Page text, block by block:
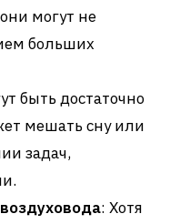
могут не
больших
быть достаточно
мешать сну или
задач,
: Хотя